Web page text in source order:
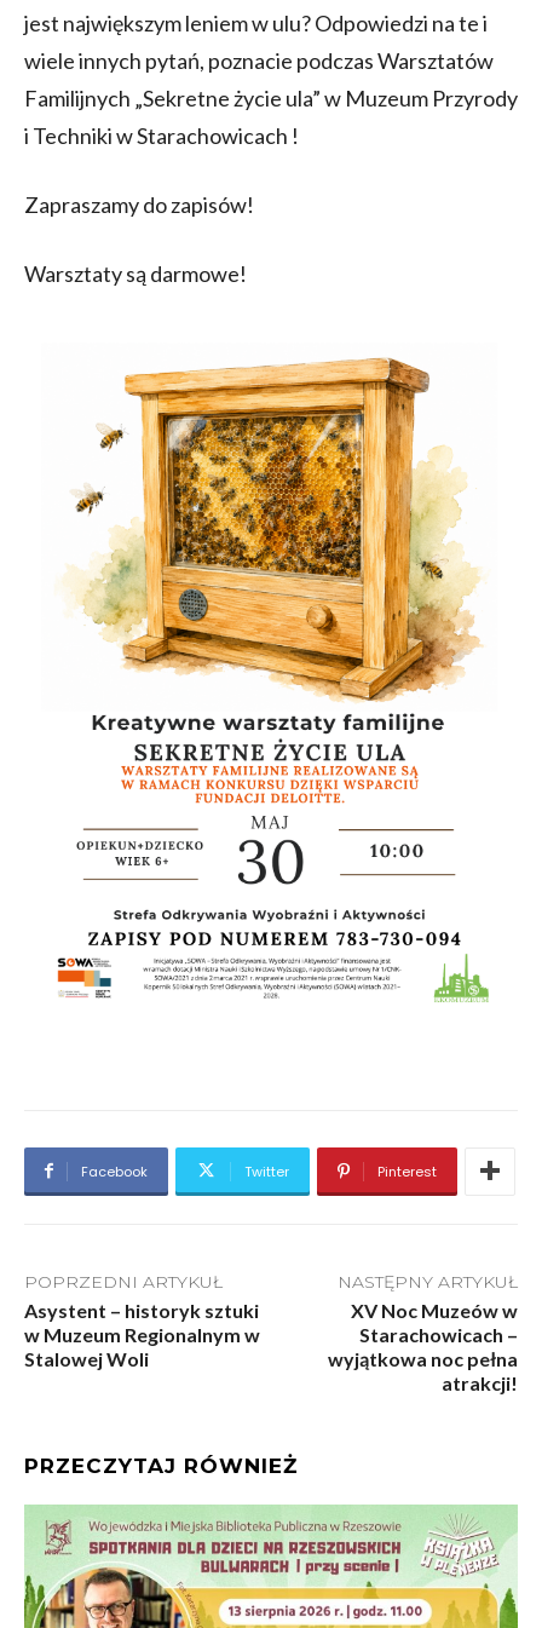
jest największym leniem w ulu? Odpowiedzi na te i
wiele innych pytań, poznacie podczas Warsztatów
Familijnych „Sekretne życie ula” w Muzeum Przyrody
i Techniki w Starachowicach !
Zapraszamy do zapisów!
Warsztaty są darmowe!
Facebook Twitter Pinterest
POPRZEDNI ARTYKUŁ
Asystent – historyk sztuki
w Muzeum Regionalnym w
Stalowej Woli
NASTĘPNY ARTYKUŁ
XV Noc Muzeów w
Starachowicach –
wyjątkowa noc pełna
atrakcji!
PRZECZYTAJ RÓWNIEŻ